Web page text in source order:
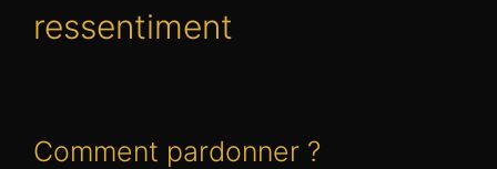
ressentiment
Comment pardonner ?